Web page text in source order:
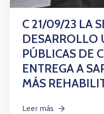
C 21/09/23 LA
DESARROLLO
PÚBLICAS DE
ENTREGA A
MÁS
Leer más